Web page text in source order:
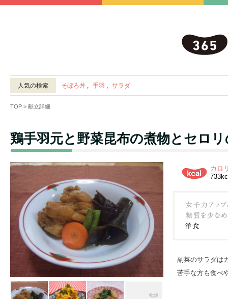
人気の検索 そぼろ丼 , 手羽 , サラダ
TOP > 献立詳細
鶏手羽元と野菜昆布の煮物とセロ
カロ
副菜のサラダは
苦手な方も食べ